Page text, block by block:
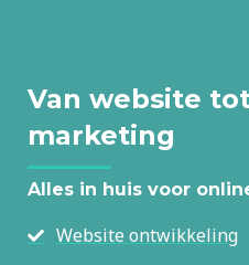
Van website
marketing
Alles in huis voor
Website ontwikkeling